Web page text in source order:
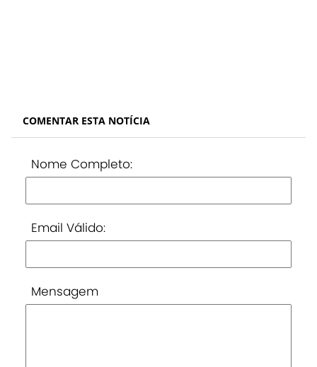
COMENTAR ESTA NOTÍCIA
Nome Completo:
Email Válido:
Mensagem